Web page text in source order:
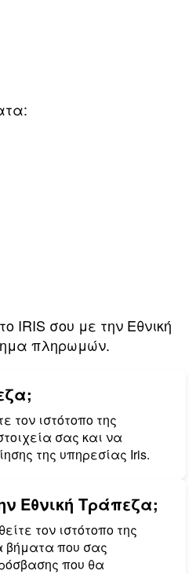
IRIS σου με την Εθνική
πληρωμών.
τον ιστότοπο της
σας και να
της υπηρεσίας Iris.
Εθνική Τράπεζα;
τον ιστότοπο της
βήματα που σας
που θα